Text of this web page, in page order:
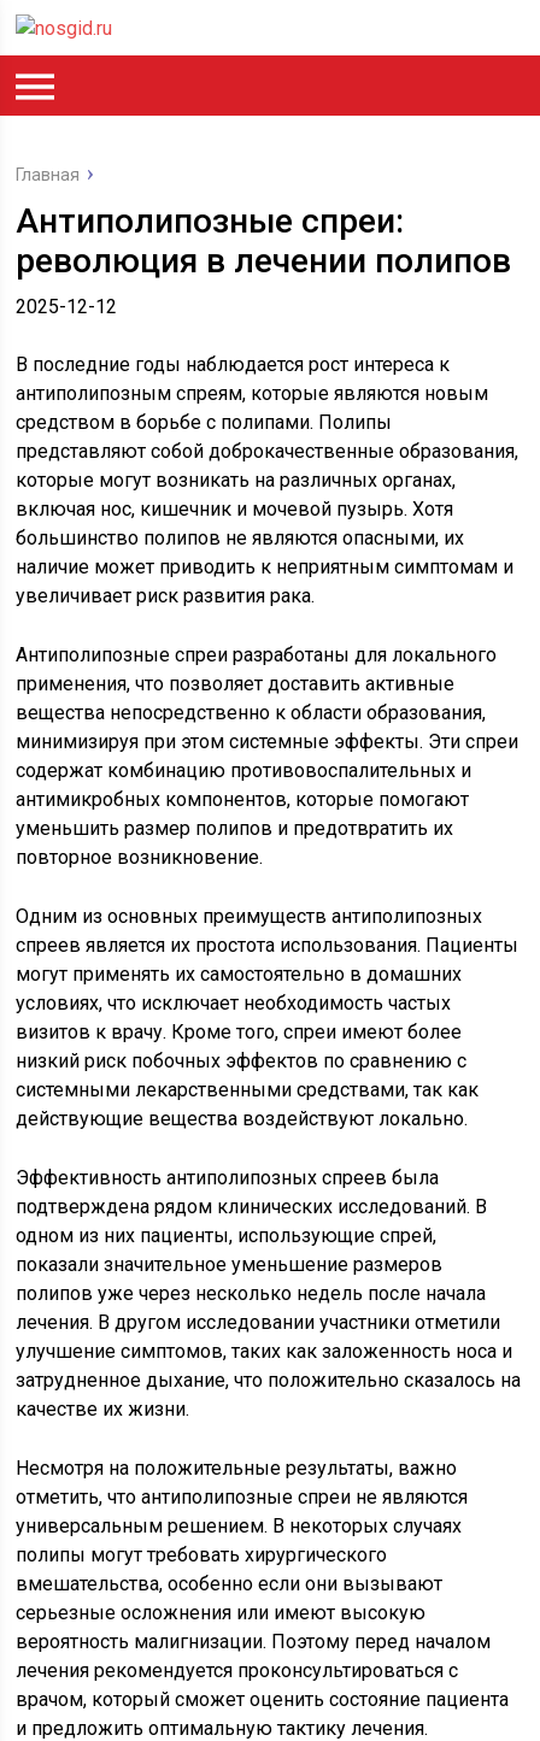
Главная
Антиполипозные спреи:
революция в лечении полипов
2025-12-12
В последние годы наблюдается рост интереса к
антиполипозным спреям, которые являются новым
средством в борьбе с полипами. Полипы
представляют собой доброкачественные образования,
которые могут возникать на различных органах,
включая нос, кишечник и мочевой пузырь. Хотя
большинство полипов не являются опасными, их
наличие может приводить к неприятным симптомам и
увеличивает риск развития рака.
Антиполипозные спреи разработаны для локального
применения, что позволяет доставить активные
вещества непосредственно к области образования,
минимизируя при этом системные эффекты. Эти спреи
содержат комбинацию противовоспалительных и
антимикробных компонентов, которые помогают
уменьшить размер полипов и предотвратить их
повторное возникновение.
Одним из основных преимуществ антиполипозных
спреев является их простота использования. Пациенты
могут применять их самостоятельно в домашних
условиях, что исключает необходимость частых
визитов к врачу. Кроме того, спреи имеют более
низкий риск побочных эффектов по сравнению с
системными лекарственными средствами, так как
действующие вещества воздействуют локально.
Эффективность антиполипозных спреев была
подтверждена рядом клинических исследований. В
одном из них пациенты, использующие спрей,
показали значительное уменьшение размеров
полипов уже через несколько недель после начала
лечения. В другом исследовании участники отметили
улучшение симптомов, таких как заложенность носа и
затрудненное дыхание, что положительно сказалось на
качестве их жизни.
Несмотря на положительные результаты, важно
отметить, что антиполипозные спреи не являются
универсальным решением. В некоторых случаях
полипы могут требовать хирургического
вмешательства, особенно если они вызывают
серьезные осложнения или имеют высокую
вероятность малигнизации. Поэтому перед началом
лечения рекомендуется проконсультироваться с
врачом, который сможет оценить состояние пациента
и предложить оптимальную тактику лечения.